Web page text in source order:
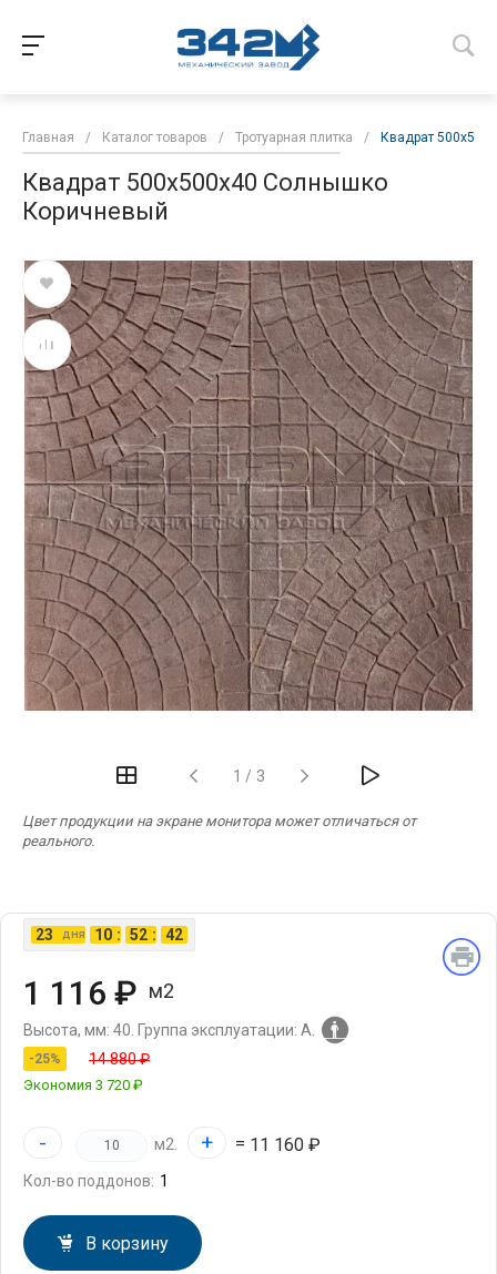
Главная / Каталог товаров / Тротуарная плитка / Квадрат
Квадрат 500х500х40 Солнышко
Коричневый
1 / 3
Цвет продукции на экране монитора может отличаться от
реального.
23 дня 10 : 52 : 41
1 116 ₽ м2
Высота, мм: 40. Группа эксплуатации: А.
-25% 14 880 ₽
Экономия 3 720 ₽
- м2. + = 11 160 ₽
Кол-во поддонов:
В корзину